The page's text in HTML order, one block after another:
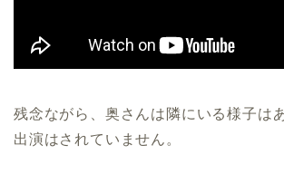
残念ながら、奥さんは隣にいる様子は
出演はされていません。